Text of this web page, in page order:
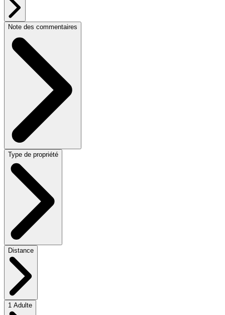
Note des commentaires
Type de propriété
Distance
1 Adulte